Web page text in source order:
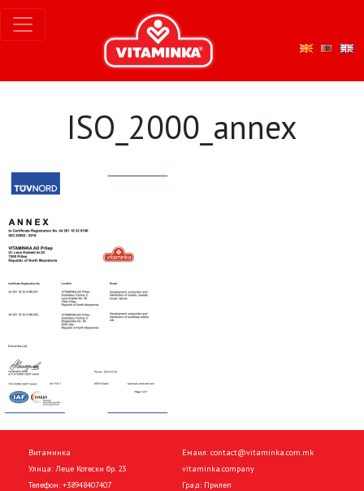
ISO_2000_annex
Витаминка
Улица: Леце Котески бр. 23
Телефон: +38948407407
Емаил: contact@vitaminka.com.mk
vitaminka.company
Град: Прилеп